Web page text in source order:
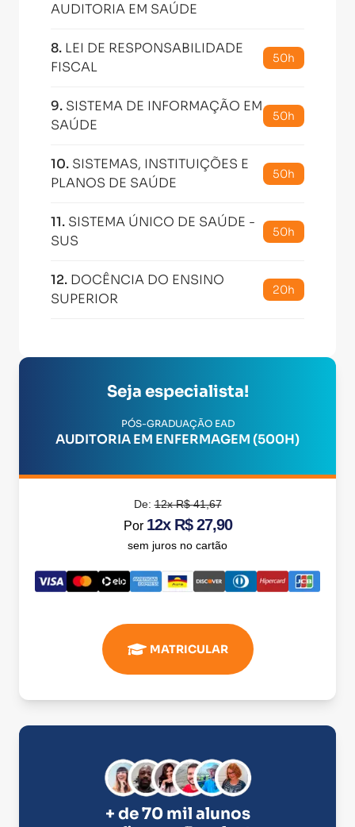
AUDITORIA EM SAÚDE
8. LEI DE RESPONSABILIDADE
FISCAL
50h
9. SISTEMA DE INFORMAÇÃO EM
SAÚDE
50h
10. SISTEMAS, INSTITUIÇÕES E
PLANOS DE SAÚDE
50h
11. SISTEMA ÚNICO DE SAÚDE -
SUS
50h
12. DOCÊNCIA DO ENSINO
SUPERIOR
20h
Seja especialista!
PÓS-GRADUAÇÃO EAD
AUDITORIA EM ENFERMAGEM (500H)
De:12x R$ 41,67
Por 12x R$ 27,90
sem juros no cartão
MATRICULAR
+ de 70 mil alunos